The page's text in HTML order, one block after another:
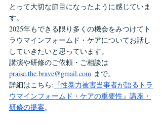
とって大切な節目になったように感じていま
す。
2025年もできる限り多くの機会をみつけてト
ラウマインフォームド・ケアについてお話し
していきたいと思っています。
講演や研修のご依頼・ご相談は
praise.the.brave@gmail.com まで。
詳細はこちら: 『性暴力被害当事者が語るトラ
ウマインフォームド・ケアの重要性』講座・
研修の提案。